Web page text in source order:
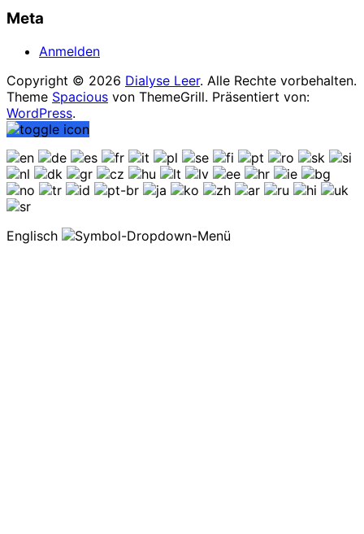
Meta
Anmelden
Copyright © 2026 Dialyse Leer. Alle Rechte vorbehalten.
Theme Spacious von ThemeGrill. Präsentiert von:
WordPress.
Englisch